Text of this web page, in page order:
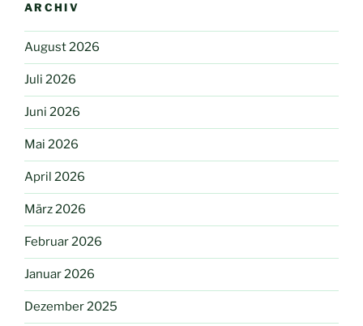
ARCHIV
August 2026
Juli 2026
Juni 2026
Mai 2026
April 2026
März 2026
Februar 2026
Januar 2026
Dezember 2025